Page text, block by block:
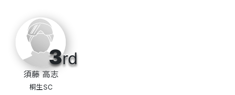
3rd
須藤 高志
桐生SC